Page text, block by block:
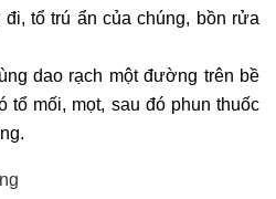
tổ trú ẩn của chúng, bồn rửa
dao rạch một đường trên bề
tổ mối, mọt, sau đó phun thuốc